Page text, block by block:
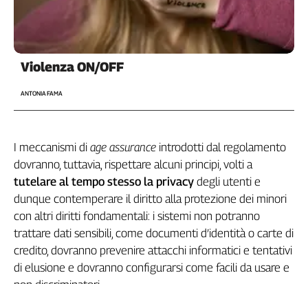
Lombardia
Marche
Piemonte
Puglia
Sardegna
Sicilia
Trentino
Umbria
Valle
D'Aosta
Veneto
Archivio
Storico
1955-
Violenza ON/OFF
ANTONIA FAMA
I meccanismi di age assurance introdotti dal regolamento
dovranno, tuttavia, rispettare alcuni principi, volti a
tutelare al tempo stesso la privacy degli utenti e
dunque contemperare il diritto alla protezione dei minori
con altri diritti fondamentali: i sistemi non potranno
trattare dati sensibili, come documenti d’identità o carte di
credito, dovranno prevenire attacchi informatici e tentativi
di elusione e dovranno configurarsi come facili da usare e